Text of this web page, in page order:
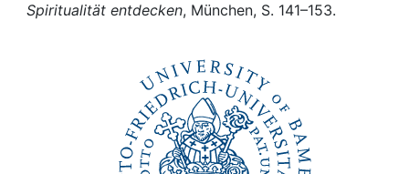
Spiritualität entdecken, München, S. 141–153.